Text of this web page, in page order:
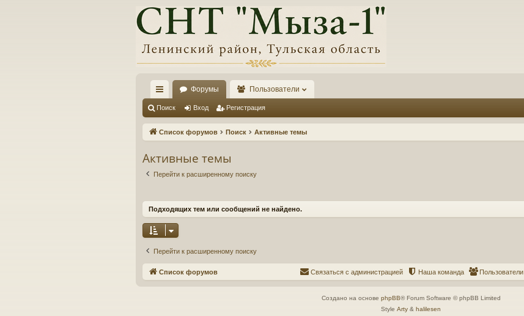
с
ы
и
Форумы Пользователи
Поиск Вход Регистрация
Список форумов Поиск Активные темы
Активные темы
Перейти к расширенному поиску
Подходящих тем или сообщений не найдено.
Перейти к расширенному поиску
Список форумов Пользователи
Наша команда
Связаться с администрацией
Создано на основе phpBB® Forum Software © phpBB Limited
Style Arty & halilesen